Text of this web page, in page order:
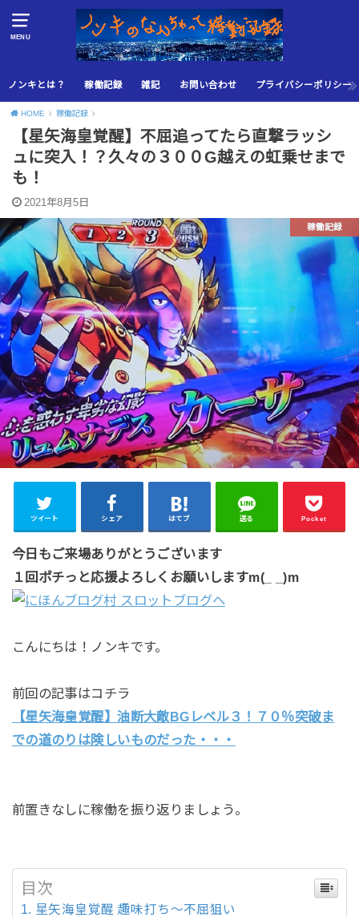
MENU
ノンキとは？ 稼働記録 雑記 お問い合わせ プライバシーポリシー
HOME 稼働記録
【星矢海皇覚醒】不屈追ってたら直撃ラッシ
ュに突入！？久々の３００G越えの虹乗せまで
も！
2021年8月5日
稼働記録
ツイート シェア はてブ 送る Pocket
今日もご来場ありがとうございます
１回ポチっと応援よろしくお願いしますm(_ _)m
こんにちは！ノンキです。
前回の記事はコチラ
【星矢海皇覚醒】油断大敵BGレベル３！７０％突破ま
での道のりは険しいものだった・・・
前置きなしに稼働を振り返りましょう。
目次
星矢海皇覚醒 趣味打ち～不屈狙い